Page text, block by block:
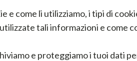
e come li utilizziamo, i tipi di
tali informazioni e come
e proteggiamo i tuoi dati